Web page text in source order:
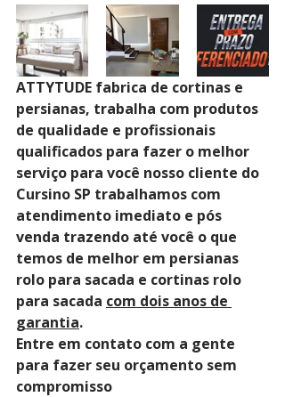
ATTYTUDE fabrica de cortinas e
persianas, trabalha com produtos
de qualidade e profissionais
qualificados para fazer o melhor
serviço para você nosso cliente do
Cursino SP trabalhamos com
atendimento imediato e pós
venda trazendo até você o que
temos de melhor em persianas
rolo para sacada e cortinas rolo
para sacada com dois anos de
garantia.
Entre em contato com a gente
para fazer seu orçamento sem
compromisso